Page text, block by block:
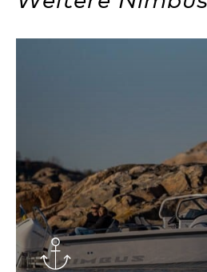
Anchor